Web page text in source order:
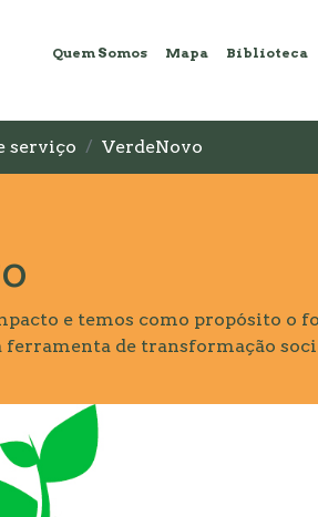
Quem Somos Mapa Biblioteca
serviço VerdeNovo
e temos como propósito o
ferramenta de transformação